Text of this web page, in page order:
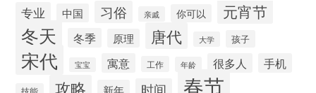
专业 中国 习俗 亲戚 你可以 元宵节
冬天 冬季 原理 唐代 大学 孩子
宋代 宝宝 寓意 工作 年龄 很多人 手机
攻略 新年 时间 春节